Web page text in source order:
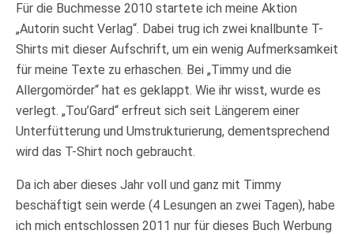
Für die Buchmesse 2010 startete ich meine Aktion
„Autorin sucht Verlag“. Dabei trug ich zwei knallbunte T-
Shirts mit dieser Aufschrift, um ein wenig Aufmerksamkeit
für meine Texte zu erhaschen. Bei „Timmy und die
Allergomörder“ hat es geklappt. Wie ihr wisst, wurde es
verlegt. „Tou’Gard“ erfreut sich seit Längerem einer
Unterfütterung und Umstrukturierung, dementsprechend
wird das T-Shirt noch gebraucht.
Da ich aber dieses Jahr voll und ganz mit Timmy
beschäftigt sein werde (4 Lesungen an zwei Tagen), habe
ich mich entschlossen 2011 nur für dieses Buch Werbung